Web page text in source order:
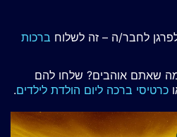
לחבר/ה – זה לשלוח ברכות
שאתם אוהבים? שלחו להם
כרטיסי ברכה ליום הולדת לילדים.